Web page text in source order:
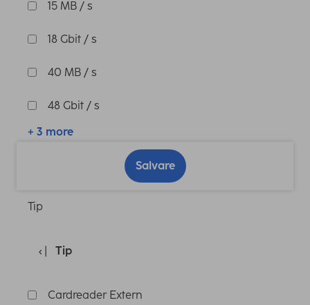
15 MB / s
18 Gbit / s
40 MB / s
48 Gbit / s
+ 3 more
Salvare
Tip
Tip
Cardreader Extern